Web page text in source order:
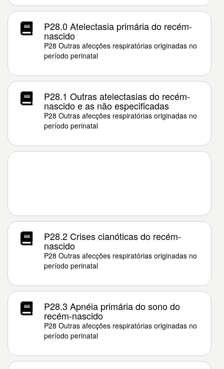
P28.0 Atelectasia primária do recém-
nascido
P28 Outras afecções respiratórias originadas no
período perinatal
P28.1 Outras atelectasias do recém-
nascido e as não especificadas
P28 Outras afecções respiratórias originadas no
período perinatal
P28.2 Crises cianóticas do recém-
nascido
P28 Outras afecções respiratórias originadas no
período perinatal
P28.3 Apnéia primária do sono do
recém-nascido
P28 Outras afecções respiratórias originadas no
período perinatal